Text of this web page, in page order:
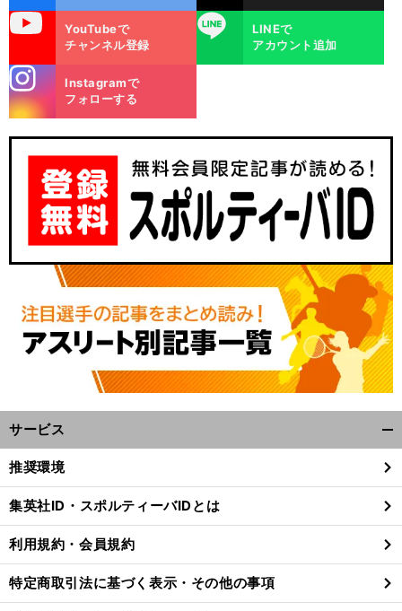
YouTubeで
チャンネル登録
LINE
LINEで
アカウント追加
m
Instagramで
フォローする
サービス
閉
る
推奨環境
集英社ID・スポルティーバIDとは
利用規約・会員規約
特定商取引法に基づく表示・その他の事項